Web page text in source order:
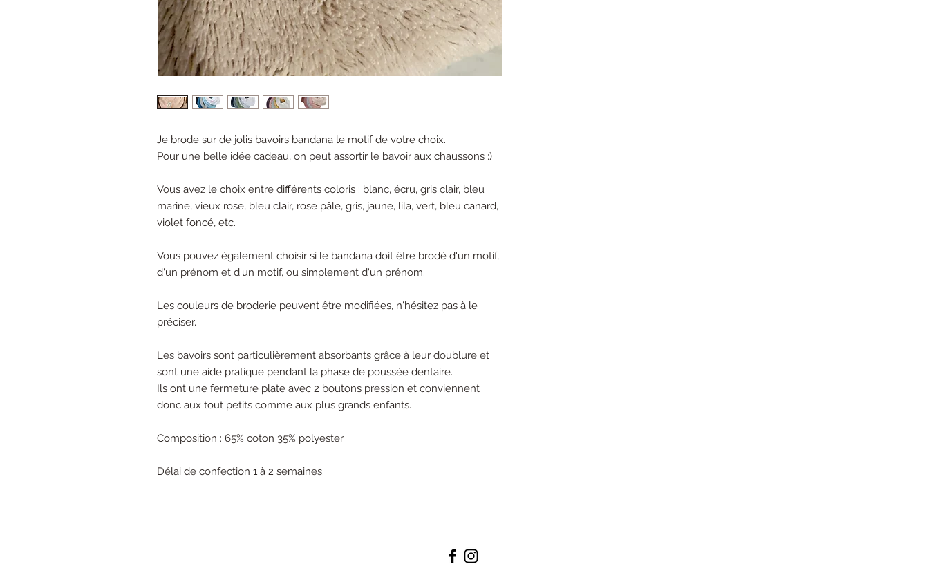
Je brode sur de jolis bavoirs bandana le motif de votre choix.
Pour une belle idée cadeau, on peut assortir le bavoir aux chaussons :)
Vous avez le choix entre différents coloris : blanc, écru, gris clair, bleu
marine, vieux rose, bleu clair, rose pâle, gris, jaune, lila, vert, bleu canard,
violet foncé, etc.
Vous pouvez également choisir si le bandana doit être brodé d'un motif,
d'un prénom et d'un motif, ou simplement d'un prénom.
Les couleurs de broderie peuvent être modifiées, n'hésitez pas à le
préciser.
Les bavoirs sont particulièrement absorbants grâce à leur doublure et
sont une aide pratique pendant la phase de poussée dentaire.
Ils ont une fermeture plate avec 2 boutons pression et conviennent
donc aux tout petits comme aux plus grands enfants.
Composition : 65% coton 35% polyester
Délai de confection 1 à 2 semaines.